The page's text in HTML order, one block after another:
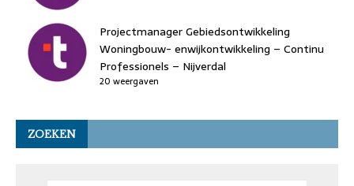
Projectmanager Gebiedsontwikkeling
Woningbouw- enwijkontwikkeling – Continu
Professionels – Nijverdal
20 weergaven
ZOEKEN